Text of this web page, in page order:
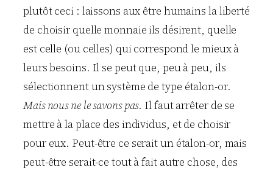
plutôt ceci : laissons aux être humains la liberté
de choisir quelle monnaie ils désirent, quelle
est celle (ou celles) qui correspond le mieux à
leurs besoins. Il se peut que, peu à peu, ils
sélectionnent un système de type étalon-or.
Mais nous ne le savons pas. Il faut arrêter de se
mettre à la place des individus, et de choisir
pour eux. Peut-être ce serait un étalon-or, mais
peut-être serait-ce tout à fait autre chose, des